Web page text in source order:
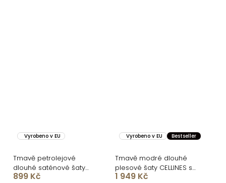
Vyrobeno v EU
Tmavě petrolejové
dlouhé saténové šaty
WOMAN s páskem
899 Kč
Vyrobeno v EU Bestseller
Tmavě modré dlouhé
plesové šaty CELLINES se
šněrováním
1 949 Kč